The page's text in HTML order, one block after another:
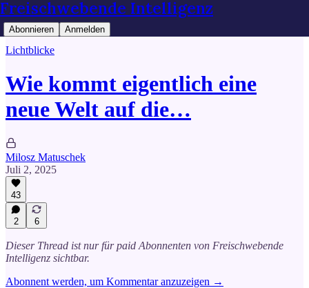
Freischwebende Intelligenz
Abonnieren Anmelden
Lichtblicke
Wie kommt eigentlich eine
neue Welt auf die…
Milosz Matuschek
Juli 2, 2025
43
2 6
Dieser Thread ist nur für paid Abonnenten von Freischwebende
Intelligenz sichtbar.
Abonnent werden, um Kommentar anzuzeigen →